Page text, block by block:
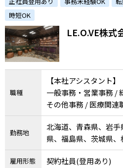
時短OK
LE.O.VE株式
職種
【本社アシスタント】
一般事務・営業事務 /
その他事務 / 医療関連
勤務地
北海道、青森県、岩
県、福島県、茨城県
千葉県、東京都、神
川県、福井県、山梨県
雇用形態 契約社員(登用あり)